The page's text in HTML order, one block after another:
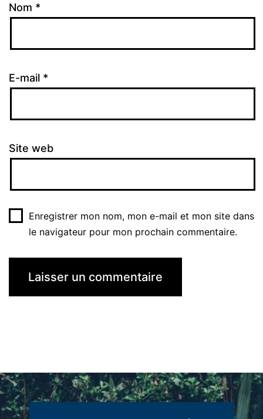
Nom *
E-mail *
Site web
Enregistrer mon nom, mon e-mail et mon site dans
le navigateur pour mon prochain commentaire.